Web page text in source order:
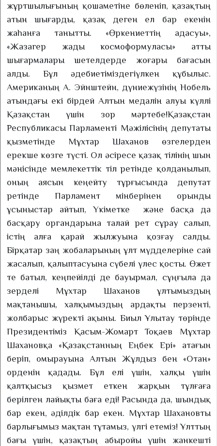
жұртшылығының қошаметіне бөленіп, қазақтың
атын шығарды, қазақ деген ел бар екенін
жаһанға танытты. «Өркениеттің адасуы»,
«Жазагер жады космоформуласы» атты
шығармалары шетелдерде жоғары бағасын
алды. Бұл әдебиетіміздегіүлкен құбылыс.
Американың А. Эйнштейн, дүниежүзінің Нобель
атындағы екі бірдей Алтын медалін алуы күллі
Қазақстан үшін зор мәртебе!Қазақстан
Республикасы Парламенті Мәжілісінің депутаты
қызметінде Мұхтар Шаханов өзгелерден
ерекше көзге түсті. Ол әсіресе қазақ тілінің шын
мәнісінде мемлекеттік тіл ретінде қолданылып,
оның аясын кеңейту тұрғысында депутат
ретінде Парламент мінберінен орынды
ұсыныстар айтып, Үкіметке
және басқа да
басқару органдарына талай рет сұрау салып,
істің алға қарай жылжуына қозғау салды.
Бірқатар заң жобаларының ұлт мүдделеріне сай
жасалып, қалыптасуына сүбелі үлес қосты. Өжет
те батыл, кеңпейілді де бауырмал, сұңғыла да
зерделі Мұхтар Шаханов ұлтымыздың
мақтанышы, халқымыздың ардақты перзенті,
жолбарыс жүректі ақыны. Биыл Ұлытау төрінде
Президентіміз Қасым-Жомарт Тоқаев Мұхтар
Шахановқа «Қазақстанның Еңбек Ері» атағын
беріп, омырауына Алтын Жұлдыз бен «Отан»
орденін қадады. Бұл елі үшін, халқы үшін
қалтқысыз қызмет еткен жарқын тұлғаға
берілген лайықты баға еді! Расында да, шындық
бар екен, әділдік бар екен. Мұхтар Шахановты
барлығымыз мақтан тұтамыз, үлгі етеміз! Ұлттың
бағы үшін, қазақтың абыройы үшін жанкешті